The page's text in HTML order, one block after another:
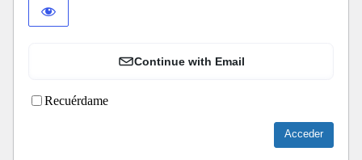
Continue with Email
Recuérdame